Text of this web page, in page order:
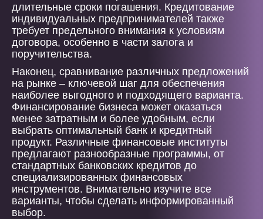
длительные сроки погашения. Кредитование
индивидуальных предпринимателей также
требует предельного внимания к условиям
договора, особенно в части залога и
поручительства.
Наконец, сравнивание различных предложений
на рынке – ключевой шаг для обеспечения
наиболее выгодного и подходящего варианта.
Финансирование бизнеса может оказаться
менее затратным и более удобным, если
выбрать оптимальный банк и кредитный
продукт. Различные финансовые институты
предлагают разнообразные программы, от
стандартных банковских кредитов до
специализированных финансовых
инструментов. Внимательно изучите все
варианты, чтобы сделать информированный
выбор.